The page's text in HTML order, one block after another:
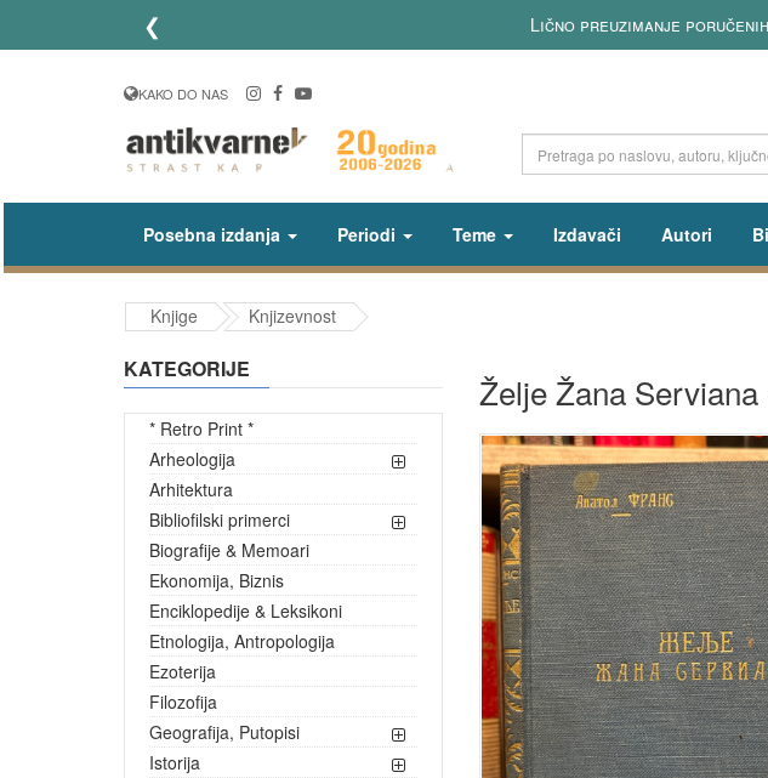
❮ Lično preuzimanje poručenih
KAKO DO NAS
Posebna izdanja Periodi Teme Izdavači Autori
Knjige Knjizevnost
KATEGORIJE
* Retro Print *
Arheologija
Arhitektura
Bibliofilski primerci
Biografije & Memoari
Ekonomija, Biznis
Enciklopedije & Leksikoni
Etnologija, Antropologija
Ezoterija
Filozofija
Geografija, Putopisi
Istorija
Želje Žana